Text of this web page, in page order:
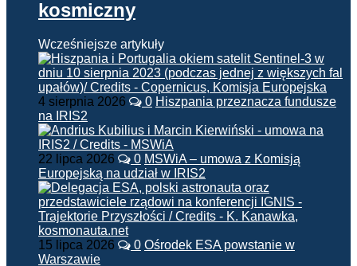
kosmiczny
Wcześniejsze artykuły
4 sierpnia 2026 0 Hiszpania przeznacza fundusze
na IRIS2
22 lipca 2026 0 MSWiA – umowa z Komisją
Europejską na udział w IRIS2
15 lipca 2026 0 Ośrodek ESA powstanie w
Warszawie